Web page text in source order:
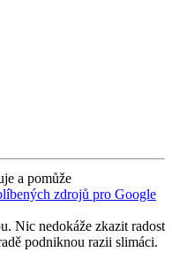
a pomůže
zdrojů pro Google
Nic nedokáže zkazit radost
podniknou razii slimáci.